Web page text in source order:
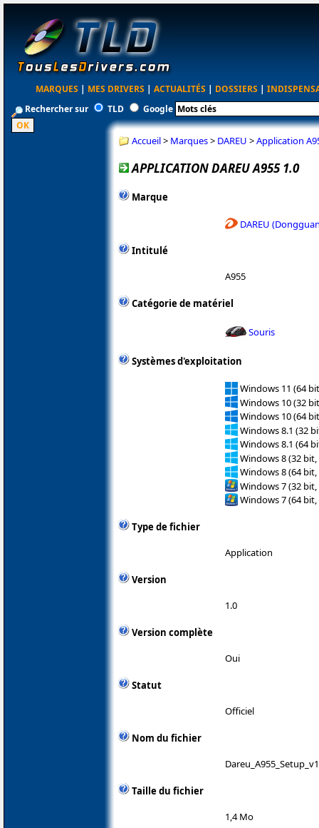
MARQUES | MES DRIVERS | ACTUALITÉS | DOSSIERS |
Rechercher sur
TLD Google
Accueil> Marques> DAREU >Application
APPLICATION DAREU A955 1.0
Marque
DAREU
Intitulé
A955
Catégorie de matériel
Souris
Systèmes d'exploitation
Windows 11 (64
Windows 10 (32
Windows 10 (64
Windows 8.1 (32
Windows 8.1 (64
Windows 8 (32 bit,
Windows 8 (64 bit,
Windows 7 (32 bit,
Windows 7 (64 bit,
Type de fichier
Application
Version
1.0
Version complète
Oui
Statut
Officiel
Nom du fichier
Taille du fichier
1,4 Mo